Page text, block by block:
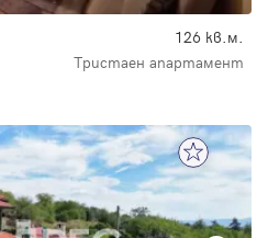
126 кв.м.
Тристаен апартамент